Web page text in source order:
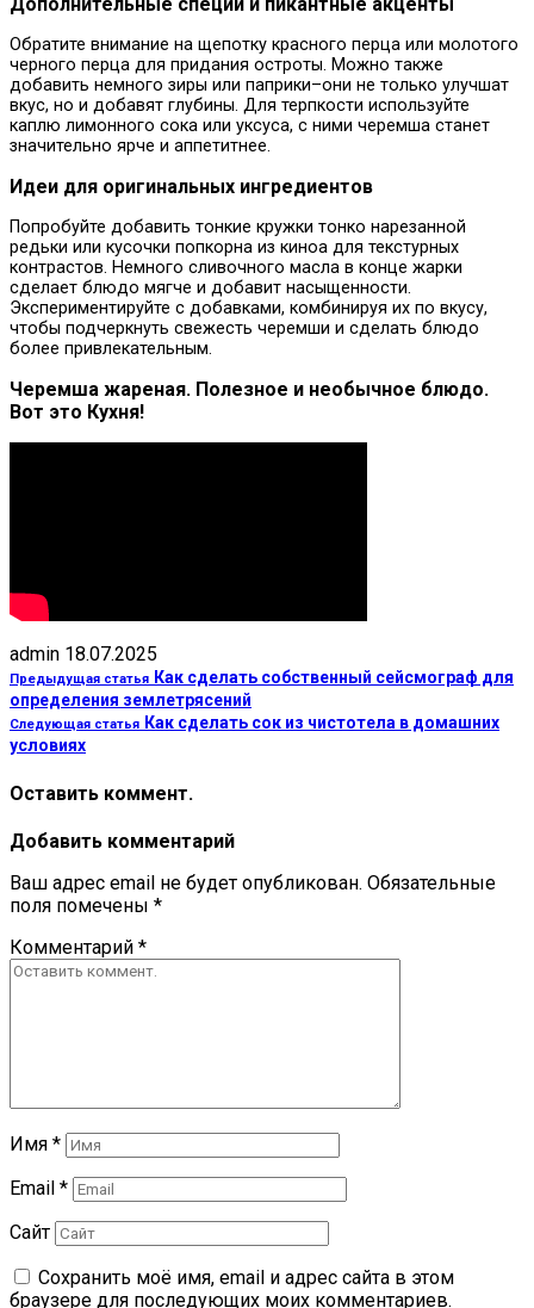
Обратите внимание на щепотку красного перца или молотого
черного перца для придания остроты. Можно также
добавить немного зиры или паприки–они не только улучшат
вкус, но и добавят глубины. Для терпкости используйте
каплю лимонного сока или уксуса, с ними черемша станет
значительно ярче и аппетитнее.
Идеи для оригинальных ингредиентов
Попробуйте добавить тонкие кружки тонко нарезанной
редьки или кусочки попкорна из киноа для текстурных
контрастов. Немного сливочного масла в конце жарки
сделает блюдо мягче и добавит насыщенности.
Экспериментируйте с добавками, комбинируя их по вкусу,
чтобы подчеркнуть свежесть черемши и сделать блюдо
более привлекательным.
Черемша жареная. Полезное и необычное блюдо.
Вот это Кухня!
admin 18.07.2025
Предыдущая статья Как сделать собственный сейсмограф для
определения землетрясений
Следующая статья Как сделать сок из чистотела в домашних
условиях
Оставить коммент.
Добавить комментарий
Ваш адрес email не будет опубликован. Обязательные
поля помечены *
Комментарий *
Имя *
Email *
Сайт
Сохранить моё имя, email и адрес сайта в этом
браузере для последующих моих комментариев.